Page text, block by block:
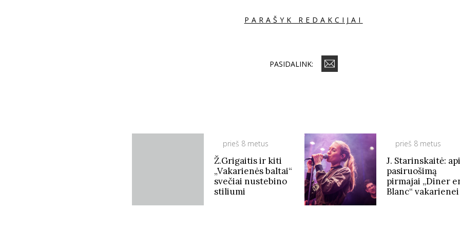
PARAŠYK REDAKCIJAI
PASIDALINK:
prieš 8 metus
Ž.Grigaitis ir kiti
„Vakarienės baltai“
svečiai nustebino
stiliumi
prieš 8 metus
J. Starinskaitė:
pasiruošimą
pirmajai „Diner
Blanc“ vakarienei